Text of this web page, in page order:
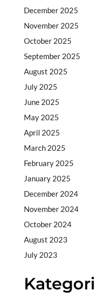
December 2025
November 2025
October 2025
September 2025
August 2025
July 2025
June 2025
May 2025
April 2025
March 2025
February 2025
January 2025
December 2024
November 2024
October 2024
August 2023
July 2023
Kategori